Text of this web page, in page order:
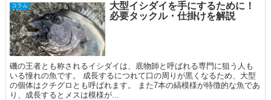
コラム
大型イシダイを手にするために！
必要タックル・仕掛けを解説
磯の王者とも称されるイシダイは、底物師と呼ばれる専門に狙う人も
いる憧れの魚です。 成長するにつれて口の周りが黒くなるため、大型
の個体はクチグロとも呼ばれます。 また7本の縞模様が特徴的な魚であ
り、成長するとメスは模様が...